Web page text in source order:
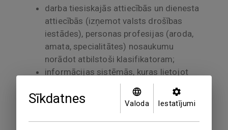
darba tiesiskajās attiecībās un dienesta
attiecībās (izņemot valsts drošības
iestādes), personas profesijas (aroda,
amata, specialitātes) nosaukumu
norādot atbilstoši klasifikatoram;
informācijas sistēmās, kuras lietojot
tiek nodrošināta darbaspēka uzskaitei
nepieciešamās informācijas aprite;
ar darbaspēku saistītu pētījumu
Sīkdatnes Valoda Iestatījumi